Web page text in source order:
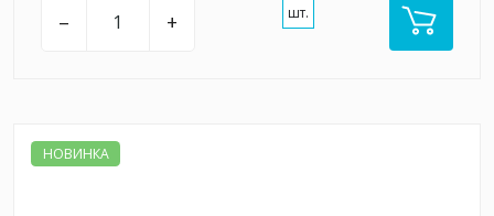
– + шт.
НОВИНКА